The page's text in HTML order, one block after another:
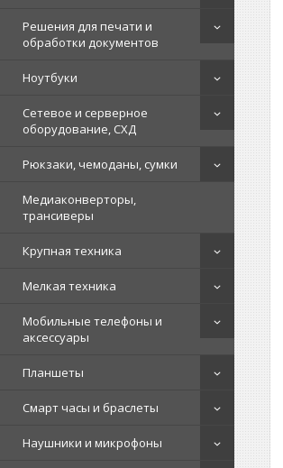
Решения для печати и
обработки документов
Ноутбуки
Сетевое и серверное
оборудование, СХД
Рюкзаки, чемоданы, сумки
Медиаконверторы,
трансиверы
Крупная техника
Мелкая техника
Мобильные телефоны и
аксессуары
Планшеты
Смарт часы и браслеты
Наушники и микрофоны